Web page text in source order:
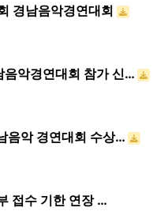
경남음악경연대회
악경연대회 참가 신…
음악 경연대회 수상…
접수 기한 연장 …